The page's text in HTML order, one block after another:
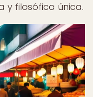
y filosófica única.